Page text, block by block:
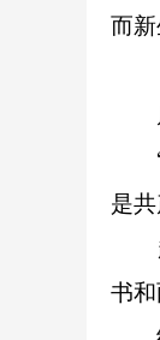
而
启
“
是
赵
书